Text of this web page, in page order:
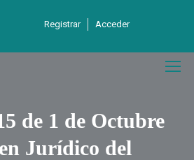
Registrar Acceder
de 1 de Octubre
Jurídico del